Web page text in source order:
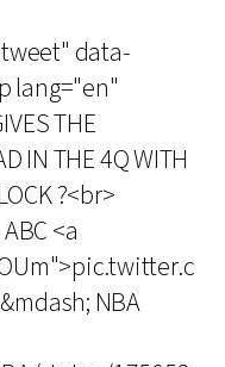
data-
lang="en"
THE
IN THE 4Q WITH
?<br>
<a
NBA